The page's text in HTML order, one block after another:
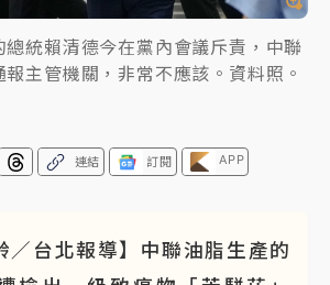
總統賴清德今在黨內會議斥責，中聯
主管機關，非常不應該。資料照。
連結 訂閱 APP
／台北報導】中聯油脂生產的